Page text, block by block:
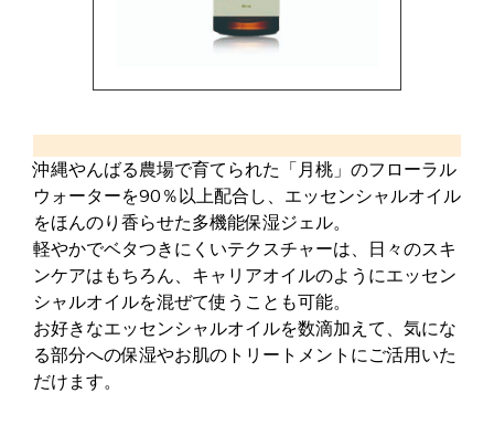
沖縄やんばる農場で育てられた「月桃」のフローラル
ウォーターを90％以上配合し、エッセンシャルオイル
をほんのり香らせた多機能保湿ジェル。
軽やかでベタつきにくいテクスチャーは、日々のスキ
ンケアはもちろん、キャリアオイルのようにエッセン
シャルオイルを混ぜて使うことも可能。
お好きなエッセンシャルオイルを数滴加えて、気にな
る部分への保湿やお肌のトリートメントにご活用いた
だけます。